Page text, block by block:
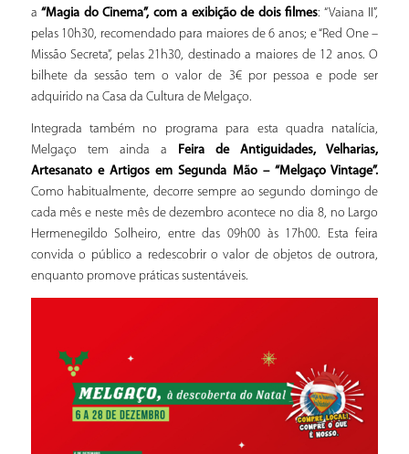
a“Magia do Cinema”, com a exibição de dois filmes: “Vaiana II”,
pelas 10h30, recomendado para maiores de 6 anos; e “Red One –
Missão Secreta”, pelas 21h30, destinado a maiores de 12 anos. O
bilhete da sessão tem o valor de 3€ por pessoa e pode ser
adquirido na Casa da Cultura de Melgaço.
Integrada também no programa para esta quadra natalícia,
Melgaço tem ainda a Feira de Antiguidades, Velharias,
Artesanato e Artigos em Segunda Mão – “Melgaço Vintage”.
Como habitualmente, decorre sempre ao segundo domingo de
cada mês e neste mês de dezembro acontece no dia 8, no Largo
Hermenegildo Solheiro, entre das 09h00 às 17h00. Esta feira
convida o público a redescobrir o valor de objetos de outrora,
enquanto promove práticas sustentáveis.